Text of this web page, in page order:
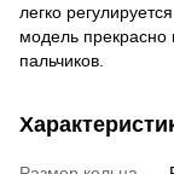
легко
модель прекрасно
пальчиков.